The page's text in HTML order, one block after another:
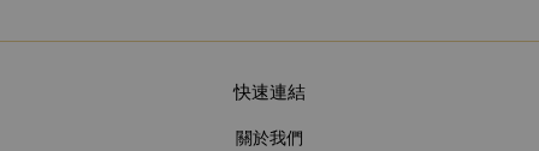
快速連結
關於我們